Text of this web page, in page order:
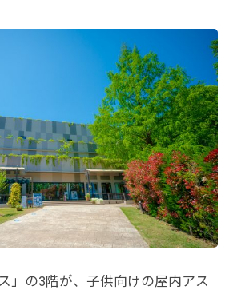
」の3階が、子供向けの屋内アス